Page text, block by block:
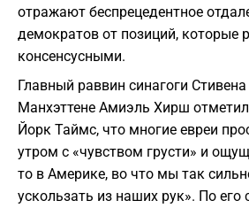
отражают беспрецедентное
демократов от позиций, которые
консенсусными.
Главный раввин синагоги
Манхэттене Амиэль Хирш
Йорк Таймс, что многие евреи
утром с «чувством грусти» и
то в Америке, во что мы так
ускользать из наших рук». По его